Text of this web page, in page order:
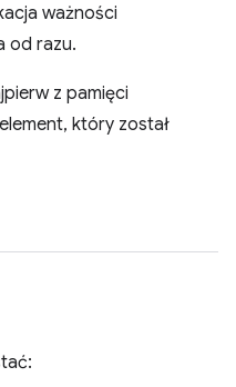
ważności
od razu.
z pamięci
który został